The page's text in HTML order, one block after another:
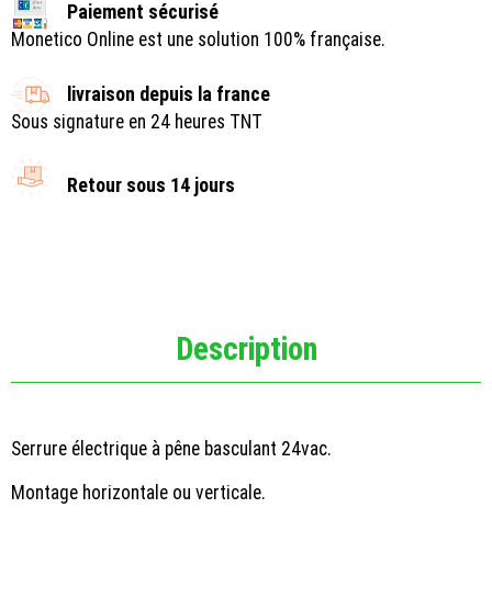
Paiement sécurisé
Monetico Online est une solution 100% française.
livraison depuis la france
Sous signature en 24 heures TNT
Retour sous 14 jours
Description
Serrure électrique à pêne basculant 24vac.
Montage horizontale ou verticale.